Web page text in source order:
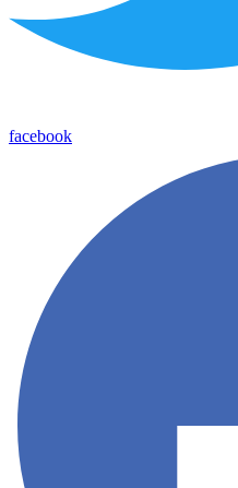
facebook